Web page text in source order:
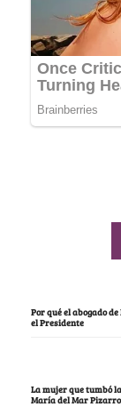
Por qué el abogado
el Presidente
La mujer que tumbó
María del Mar